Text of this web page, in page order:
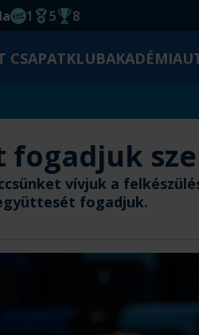
EHF kupagyőzelem 2014
1
Magyar Bajnoki cím
5
Magyar-Kupa győzelem
8
CSAPATKLUBAKADÉMIA
vívjuk a
fogadjuk.